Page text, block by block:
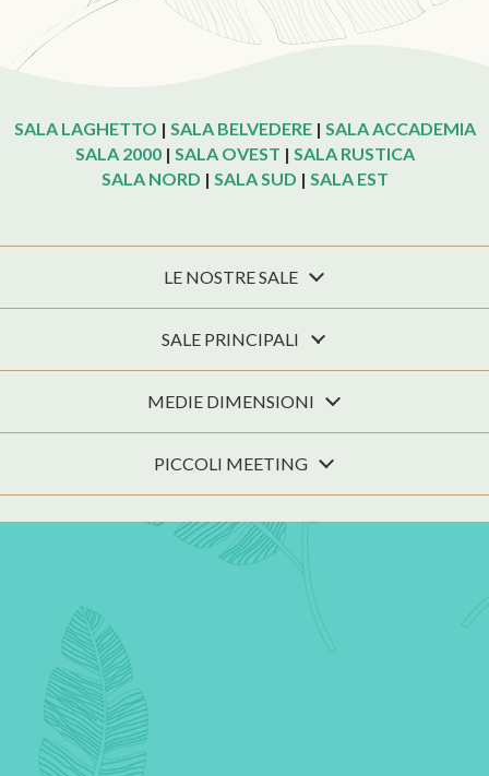
SALA LAGHETTO | SALA BELVEDERE| SALA ACCADEMIA
SALA 2000| SALA OVEST | SALA RUSTICA
SALA NORD | SALA SUD | SALA EST
LE NOSTRE SALE
SALE PRINCIPALI
MEDIE DIMENSIONI
PICCOLI MEETING